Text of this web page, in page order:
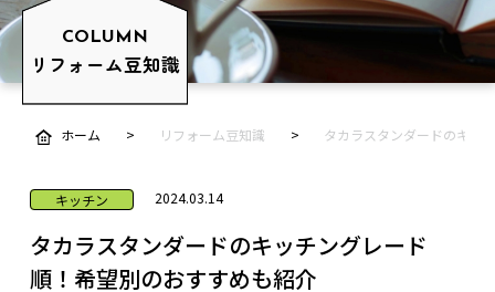
COLUMN
リフォーム豆知識
ホーム リフォーム豆知識 タカラスタンダードのキッ
キッチン 2024.03.14
タカラスタンダードのキッチングレード
順！希望別のおすすめも紹介